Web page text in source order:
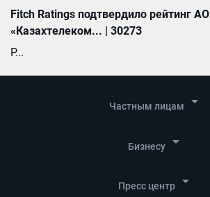
Fitch Ratings подтвердило рейтинг АО
«Казахтелеком... | 30273
Р...
Частным лицам arrow_drop_down
Бизнесу arrow_drop_down
Пресс центр arrow_drop_down